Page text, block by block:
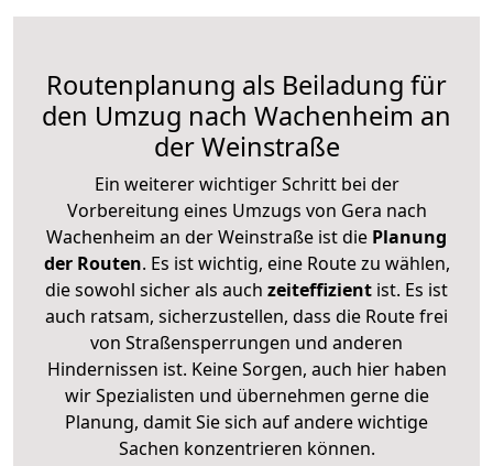
Routenplanung als Beiladung für
den Umzug nach Wachenheim an
der Weinstraße
Ein weiterer wichtiger Schritt bei der
Vorbereitung eines Umzugs von Gera nach
Wachenheim an der Weinstraße ist die Planung
der Routen. Es ist wichtig, eine Route zu wählen,
die sowohl sicher als auch zeiteffizient ist. Es ist
auch ratsam, sicherzustellen, dass die Route frei
von Straßensperrungen und anderen
Hindernissen ist. Keine Sorgen, auch hier haben
wir Spezialisten und übernehmen gerne die
Planung, damit Sie sich auf andere wichtige
Sachen konzentrieren können.